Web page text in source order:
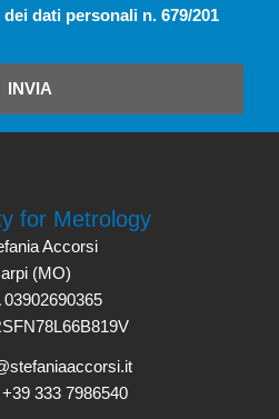
dati personali n. 679/201
INVIA
for Metrology
Accorsi
(MO)
03902690365
333 7986540